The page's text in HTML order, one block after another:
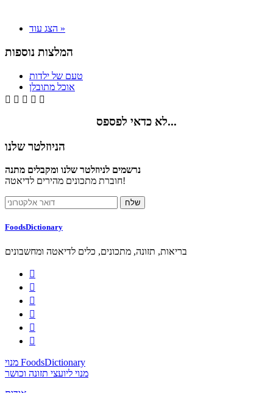
הצג עוד »
המלצות נוספות
טעם של ילדות
אוכל מתובלן
    
לא כדאי לפספס...
הניוזלטר שלנו
נרשמים לניוזלטר שלנו ומקבלים מתנה
חוברת מתכונים מהירים לדיאטה!
FoodsDictionary
בריאות, תזונה, מתכונים, כלים לדיאטה ומחשבונים






מנוי FoodsDictionary
מנוי ליועצי תזונה וכושר